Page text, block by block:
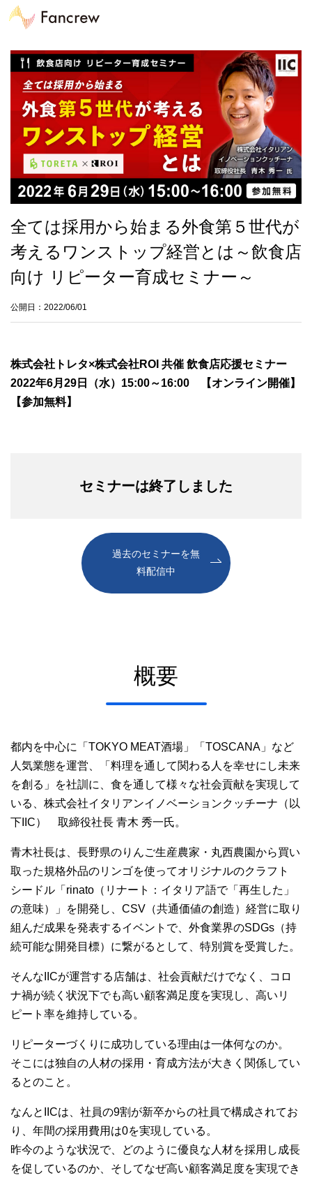
全ては採用から始まる外食第５世代が
考えるワンストップ経営とは～飲食店
向け リピーター育成セミナー～
公開日：2022/06/01
株式会社トレタ×株式会社ROI 共催 飲食店応援セミナー
2022年6月29日（水）15:00～16:00 【オンライン開催】
【参加無料】
セミナーは終了しました
過去のセミナーを無
料配信中
概要
都内を中心に「TOKYO MEAT酒場」「TOSCANA」など
人気業態を運営、「料理を通して関わる人を幸せにし未来
を創る」を社訓に、食を通して様々な社会貢献を実現して
いる、株式会社イタリアンイノベーションクッチーナ（以
下IIC） 取締役社長 青木 秀一氏。
青木社長は、長野県のりんご生産農家・丸西農園から買い
取った規格外品のリンゴを使ってオリジナルのクラフト
シードル「rinato（リナート：イタリア語で「再生した」
の意味）」を開発し、CSV（共通価値の創造）経営に取り
組んだ成果を発表するイベントで、外食業界のSDGs（持
続可能な開発目標）に繋がるとして、特別賞を受賞した。
そんなIICが運営する店舗は、社会貢献だけでなく、コロ
ナ禍が続く状況下でも高い顧客満足度を実現し、高いリ
ピート率を維持している。
リピーターづくりに成功している理由は一体何なのか。
そこには独自の人材の採用・育成方法が大きく関係してい
るとのこと。
なんとIICは、社員の9割が新卒からの社員で構成されてお
り、年間の採用費用は0を実現している。
昨今のような状況で、どのように優良な人材を採用し成長
を促しているのか、そしてなぜ高い顧客満足度を実現でき